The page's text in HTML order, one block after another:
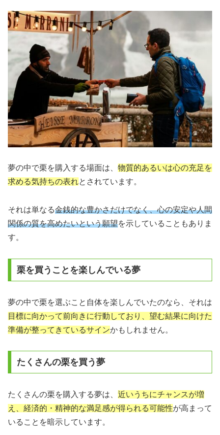
夢の中で栗を購入する場面は、 物質的あるいは心の充足を
求める気持ちの表れとされています。
それは単なる金銭的な豊かさだけでなく、心の安定や人間
関係の質を高めたいという願望を示していることもありま
す。
栗を買うことを楽しんでいる夢
夢の中で栗を選ぶこと自体を楽しんでいたのなら、それは
目標に向かって前向きに行動しており、望む結果に向けた
準備が整ってきているサインかもしれません。
たくさんの栗を買う夢
たくさんの栗を購入する夢は、 近いうちにチャンスが増
え、経済的・精神的な満足感が得られる可能性が高まって
いることを暗示しています。